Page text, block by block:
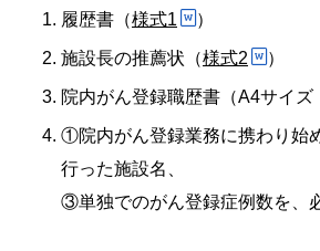
履歴書（様式1 ）
施設長の推薦状（様式2 ）
院内がん登録職歴書（A4サイズ
①院内がん登録業務に携わり始
行った施設名、
③単独でのがん登録症例数を、